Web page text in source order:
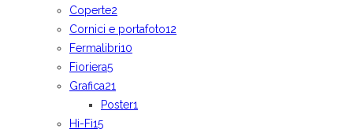
Coperte2
Cornici e portafoto12
Fermalibri10
Fioriera5
Grafica21
Poster1
Hi-Fi15